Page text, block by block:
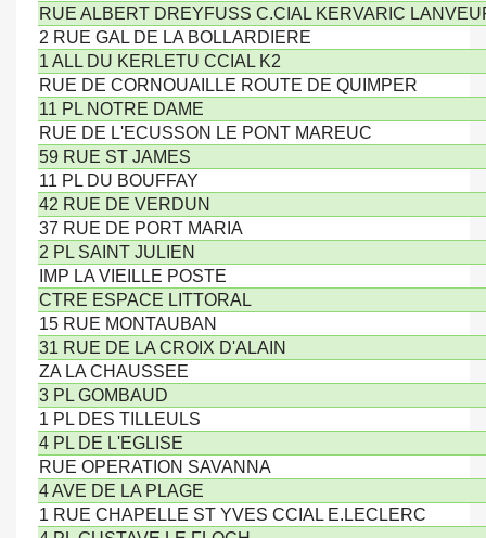
RUE ALBERT DREYFUSS C.CIAL KERVARIC
2 RUE GAL DE LA BOLLARDIERE
1 ALL DU KERLETU CCIAL K2
RUE DE CORNOUAILLE ROUTE DE QUIMPER
11 PL NOTRE DAME
RUE DE L'ECUSSON LE PONT MAREUC
59 RUE ST JAMES
11 PL DU BOUFFAY
42 RUE DE VERDUN
37 RUE DE PORT MARIA
2 PL SAINT JULIEN
IMP LA VIEILLE POSTE
CTRE ESPACE LITTORAL
15 RUE MONTAUBAN
31 RUE DE LA CROIX D'ALAIN
ZA LA CHAUSSEE
3 PL GOMBAUD
1 PL DES TILLEULS
4 PL DE L'EGLISE
RUE OPERATION SAVANNA
4 AVE DE LA PLAGE
1 RUE CHAPELLE ST YVES CCIAL E.LECLERC